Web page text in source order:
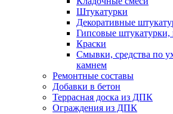
Штукатурки
Декоративные
Гипсовые штукатурки,
Краски
Смывки, средства по
камнем
Ремонтные составы
Добавки в бетон
Террасная доска из ДПК
Ограждения из ДПК